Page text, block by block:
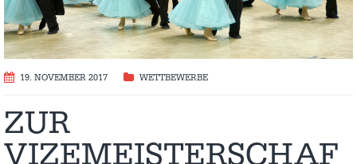
19. NOVEMBER 2017 WETTBEWERBE
ZUR
VIZEMEISTERSCHAF